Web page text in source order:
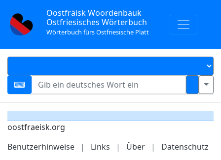
Oostfräisk Woordenbauk
Ostfriesisches Wörterbuch
Wörterbuch fürs Ostfriesische Platt
oostfraeisk.org
Benutzerhinweise
| Links | Über | Datenschutz